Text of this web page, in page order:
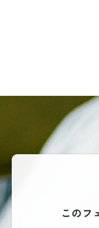
このフ